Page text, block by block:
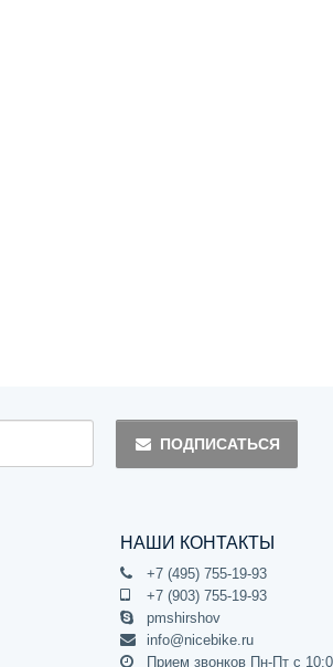
ПОДПИСАТЬСЯ
НАШИ КОНТАКТЫ
+7 (495) 755-19-93
+7 (903) 755-19-93
pmshirshov
info@nicebike.ru
Прием звонков Пн-Пт с